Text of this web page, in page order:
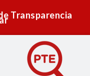
Transparencia